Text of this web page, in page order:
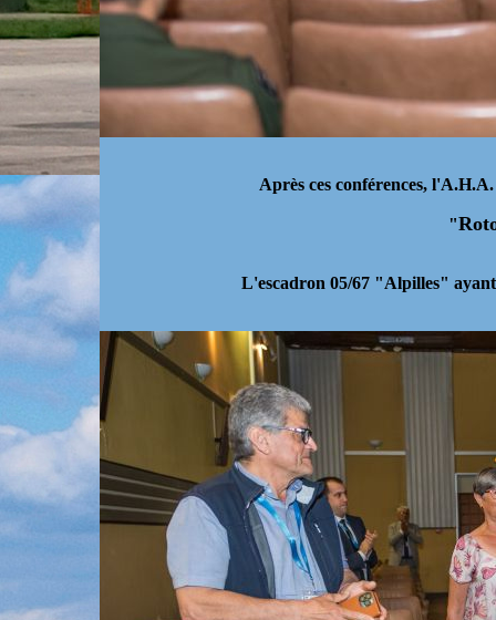
Après ces conférences,
"
L'escadron 05/67 "Alpilles"